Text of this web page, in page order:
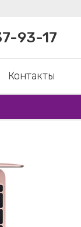
93-17
Контакты